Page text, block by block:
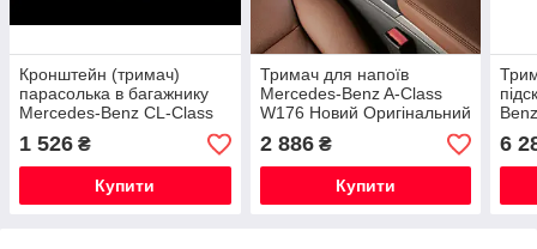
Кронштейн (тримач)
парасолька в багажнику
Mercedes-Benz CL-Class
W216 / S-Class W221 /
W222 Новий Оригінальний
1 526 ₴
Купити
Тримач для напоїв
Mercedes-Benz A-Class
W176 Новий Оригінальний
2 886₴
Купити
6